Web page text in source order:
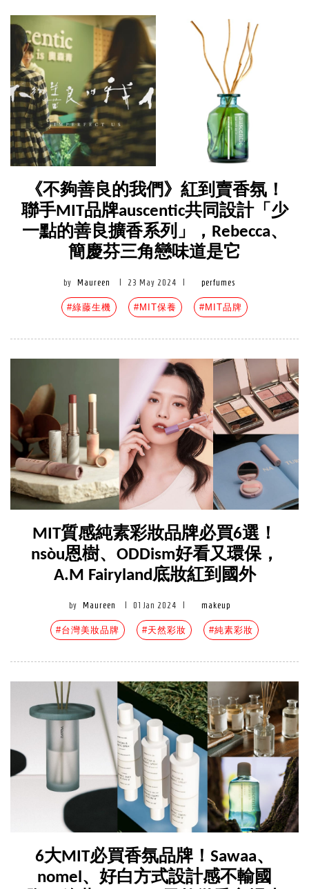
《不夠善良的我們》紅到賣香氛！
聯手MIT品牌auscentic共同設計「少
一點的善良擴香系列」，Rebecca、
簡慶芬三角戀味道是它
by Maureen 23 May 2024 perfumes
#綠藤生機 #MIT保養 #MIT品牌
MIT質感純素彩妝品牌必買6選！
nsòu恩樹、ODDism好看又環保，
A.M Fairyland底妝紅到國外
by Maureen 01 Jan 2024 makeup
#台灣美妝品牌 #天然彩妝 #純素彩妝
6大MIT必買香氛品牌！Sawaa、
nomel、好白方式設計感不輸國